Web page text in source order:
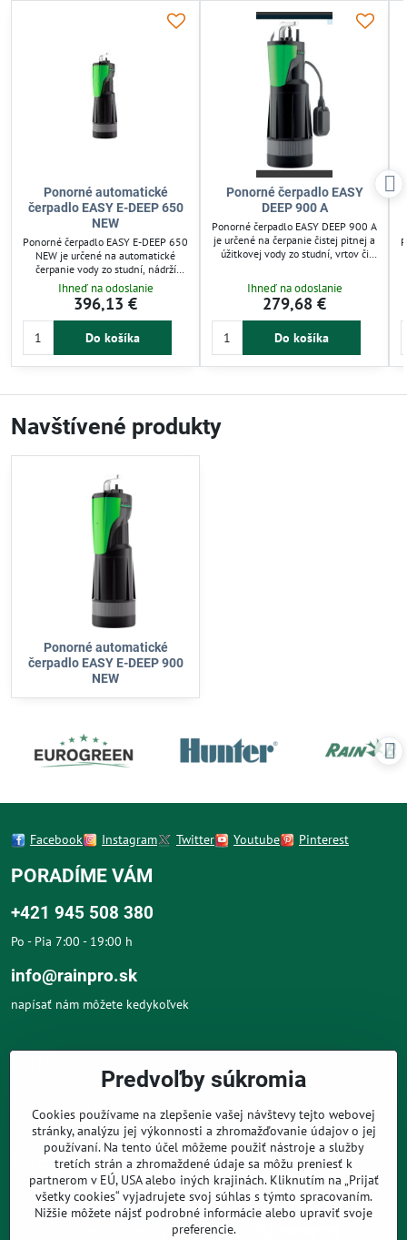
Ponorné automatické
čerpadlo EASY E-DEEP 650
NEW
Ponorné čerpadlo EASY E-DEEP 650
NEW je určené na automatické
čerpanie vody zo studní, nádrží
alebo vrtov od 200 mm. Má
vstavanú ochranu proti chodu
nasucho a spätnú klapku, čím
zabezpečuje konštantný tlak a
spoľahlivú prevádzku. Vhodné pre
zvyšovanie tlaku. Jednoduchá
uľahčujú používanie.
Ihneď na odoslanie
396,13 €
Do košíka
Ponorné čerpadlo EASY
DEEP 900 A
Ponorné čerpadlo EASY DEEP 900 A
je určené na čerpanie čistej pitnej a
úžitkovej vody zo studní, vrtov či
obežnými kolesami a integrovanú
tepelnú ochranu. Motor je chladený
čerpanou kvapalinou, čo
zabezpečuje spoľahlivú prevádzku aj
Ihneď na odoslanie
279,68 €
Do košíka
Navštívené produkty
Ponorné automatické
čerpadlo EASY E-DEEP 900
NEW
Facebook Instagram Twitter Youtube Pinterest
PORADÍME VÁM
+421 945 508 380
Po - Pia 7:00 - 19:00 h
info@rainpro.sk
napísať nám môžete kedykoľvek
O NÁKUPE
PRE ZÁKAZNÍKOV
Predvoľby súkromia
Cookies používame na zlepšenie vašej návštevy tejto webovej
stránky, analýzu jej výkonnosti a zhromažďovanie údajov o jej
používaní. Na tento účel môžeme použiť nástroje a služby
tretích strán a zhromaždené údaje sa môžu preniesť k
partnerom v EÚ, USA alebo iných krajinách. Kliknutím na „Prijať
všetky cookies“ vyjadrujete svoj súhlas s týmto spracovaním.
Nižšie môžete nájsť podrobné informácie alebo upraviť svoje
preferencie.